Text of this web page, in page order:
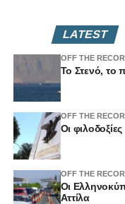
LATEST
OFF THE
Το Στενό, το
OFF THE
Οι
OFF THE
Οι
Αττίλα